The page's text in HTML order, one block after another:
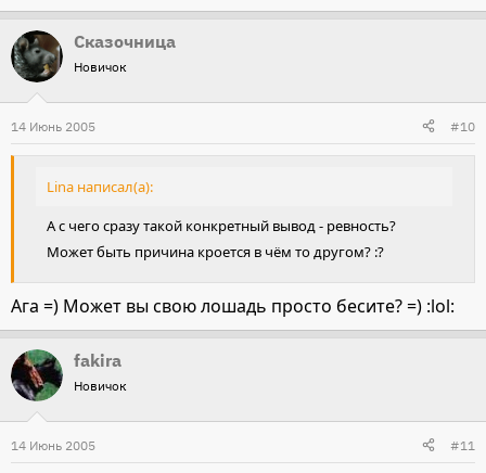
Сказочница
Новичок
14 Июнь 2005 #10
Lina написал(а):
А с чего сразу такой конкретный вывод - ревность?
Может быть причина кроется в чём то другом? :?
Ага =) Может вы свою лошадь просто бесите? =) :lol:
fakira
Новичок
14 Июнь 2005 #11